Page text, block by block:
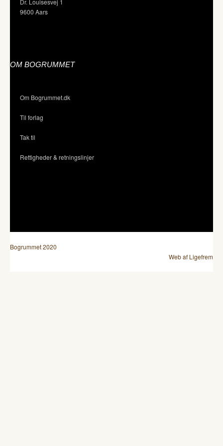
Dr. Louisesvej 1
9600 Aars
OM BOGRUMMET
Om Bogrummet.dk
Til forlag
Tak til
Rettigheder & retningslinjer
Bogrummet 2020
Web af Ligefrem